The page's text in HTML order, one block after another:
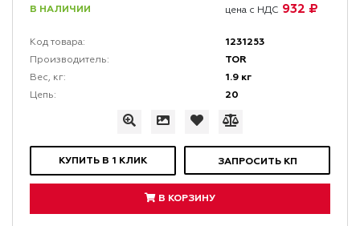
В НАЛИЧИИ цена с НДС 932 ₽
Код товара: 1231253
Производитель: TOR
Вес, кг: 1.9 кг
Цепь: 20
КУПИТЬ В 1 КЛИК ЗАПРОСИТЬ КП
В КОРЗИНУ